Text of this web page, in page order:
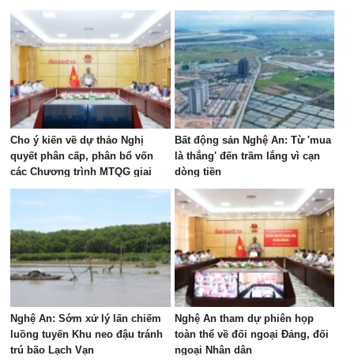
Cho ý kiến về dự thảo Nghị
quyết phân cấp, phân bổ vốn
các Chương trình MTQG giai
đoạn 2026 – 2030
Bất động sản Nghệ An: Từ 'mua
là thắng' đến trầm lắng vì cạn
dòng tiền
Nghệ An: Sớm xử lý lấn chiếm
luồng tuyến Khu neo đậu tránh
trú bão Lạch Vạn
Nghệ An tham dự phiên họp
toàn thể về đối ngoại Đảng, đối
ngoại Nhân dân